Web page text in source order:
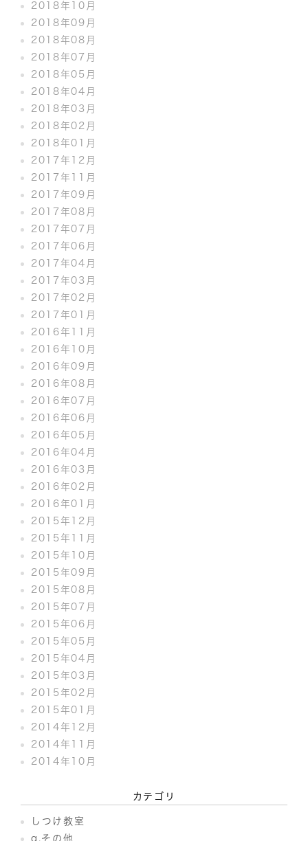
2018年10月
2018年09月
2018年08月
2018年07月
2018年05月
2018年04月
2018年03月
2018年02月
2018年01月
2017年12月
2017年11月
2017年09月
2017年08月
2017年07月
2017年06月
2017年04月
2017年03月
2017年02月
2017年01月
2016年11月
2016年10月
2016年09月
2016年08月
2016年07月
2016年06月
2016年05月
2016年04月
2016年03月
2016年02月
2016年01月
2015年12月
2015年11月
2015年10月
2015年09月
2015年08月
2015年07月
2015年06月
2015年05月
2015年04月
2015年03月
2015年02月
2015年01月
2014年12月
2014年11月
2014年10月
カテゴリ
しつけ教室
q.その他